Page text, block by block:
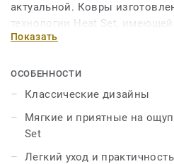
актуальной. Ковры
технологии Heat Set,
сходство с натуральной
ультрафиолетовых лучей и
Показать
ОСОБЕННОСТИ
Классические дизайны
Мягкие и приятные на
Set
Легкий уход и практичность